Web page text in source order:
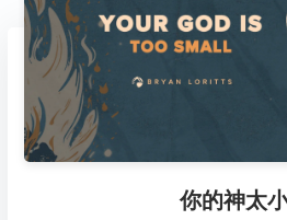
你的神太